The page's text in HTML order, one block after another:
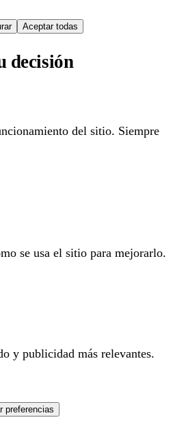
Aceptar todas
decisión
del sitio. Siempre
se usa el sitio para mejorarlo.
y publicidad más relevantes.
preferencias